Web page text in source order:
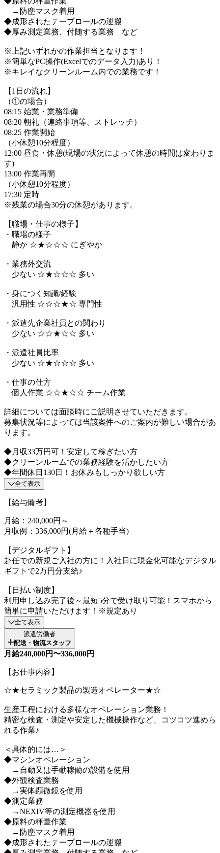
→防塵マスク着用
◆成形されたテープロールの運搬
◆厚み測定業務、付随する業務 など
※上記いずれかの作業担当となります！
※簡単なPC操作(Excelでのデータ入力)あり！
※キレイなクリーンルーム内での業務です！
【1日の流れ】
（①の場合）
08:15 始業・業務準備
08:20 朝礼（連絡事項等、ストレッチ）
08:25 作業開始
（小休憩10分程度）
12:00 昼食・休憩(現場の状況によって休憩の時間は変わりま
す)
13:00 作業再開
（小休憩10分程度）
17:30 定時
※残業の場合30分の休憩があります。
【職場・仕事の様子】
・職場の様子
静か ☆★☆☆☆ にぎやか
・業務外交流
少ない ☆★☆☆☆ 多い
・身につく知識/経験
汎用性 ☆☆☆★☆ 専門性
・派遣先企業社員との関わり
少ない ☆☆★☆☆ 多い
・派遣社員比率
少ない ☆★☆☆☆ 多い
・仕事の仕方
個人作業 ☆☆★☆☆ チーム作業
詳細については面談時にご説明させていただきます。
募集状況等によっては当該案件へのご案内が難しい場合があ
ります。
◆月収33万円可！安定して稼ぎたい方
◆クリーンルームでの業務経験を活かしたい方
◆年間休日130日！お休みもしっかり欲しい方
全て表示
【給与備考】
月給：240,000円～
月収例：336,000円(月給＋各種手当)
【デジタルギフト】
赴任での新規ご入社の方に！入社日に現金化可能なデジタル
ギフトで2万円分支給♪
【日払い制度】
利用申し込み完了後～最短5分で受け取り可能！スマホから
簡単に申請いただけます！※規定あり
全て表示
派遣労働者
配送・物流スタッフ
月給240,000円〜336,000円
【お仕事内容】
☆★セラミック製品の製造オペレーター★☆
生産工程における多様なオペレーション業務！
精密な検査・測定や安定した機械操作など、コツコツ進めら
れる作業♪
＜具体的には…＞
◆マシンオペレーション
→自動又は手動稼働の設備を使用
◆外観検査業務
→実体顕微鏡を使用
◆測定業務
→NEXIV等の測定機器を使用
◆原料の秤量作業
→防塵マスク着用
◆成形されたテープロールの運搬